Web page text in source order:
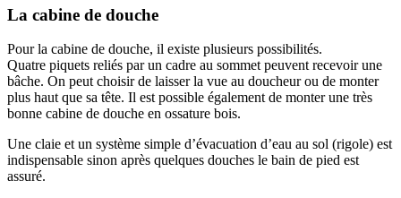
La cabine de douche
Pour la cabine de douche, il existe plusieurs possibilités.
Quatre piquets reliés par un cadre au sommet peuvent recevoir une
bâche. On peut choisir de laisser la vue au doucheur ou de monter
plus haut que sa tête. Il est possible également de monter une très
bonne cabine de douche en ossature bois.
Une claie et un système simple d’évacuation d’eau au sol (rigole) est
indispensable sinon après quelques douches le bain de pied est
assuré.